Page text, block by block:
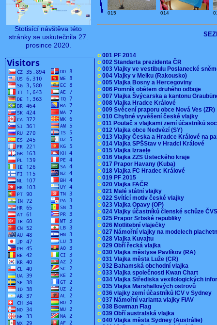
Stotisící návštěva této
stránky se uskutečnila 27.
prosince 2020.
015 014
o 001 PF 2014
o 002 Standarta prezidenta ČR
o 003 Vlajky ve vestibulu Poslanecké
o 004 Vlajky v Melku (Rakousko)
o 005 Vlajka Bosny a Hercegoviny
o 006 Pomník obětem druhého odboje
o 007 Vlajka Švýcarska a kantonu
o 008 Vlajka Hradce Králové
o 009 Svěcení praporu obce Nová Ves
o 010 Chybné vyvěšení české vlajky
o 011 Poutač s vlajkami zemí účastníků
o 012 Vlajka obce Nedvězí (SY)
o 013 Vlajky Česka a Hradce Králové na
o 014 Vlajka SPŠStav v Hradci Králové
o 015 Vlajka Izraele
o 016 Vlajka ZZS Ústeckého kraje
o 017 Prapor Havany (Kuba)
o 018 Vlajka FC Hradec Králové
o 019 PF 2015
o 020 Vlajka FAČR
o 021 Malé státní vlajky
o 022 Svítící motiv české vlajky
o 023 Vlajka Opavy (OP)
o 024 Vlajky účastníků členské schůze
o 025 Prapor Srbské republiky
o 026 Motlitební vlaječky
o 027 Námořní vlajky na modelech
o 028 Vlajka Kuvajtu
o 029 Obří řecká vlajka
o 030 Vlajka městyse Pavlíkov (RA)
o 031 Vlajka města Luže (CR)
o 032 Bahamská obchodní vlajka
o 033 Vlajka společnosti Kwan Chart
o 034 Vlajka Střediska vexilologických
o 035 Vlajka Marshallových ostrovů
o 036 vlajky zemí účastníků ICV v Sydney
o 037 Námořní varianta vlajky FIAV
o 038 Bowman Flag
o 039 Obří australská vlajka
o 040 Vlajka města Sydney (Austrálie)